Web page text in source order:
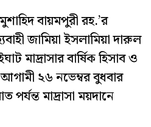
বায়মপুরী রহ.’র
জামিয়া ইসলামিয়া দারুল
মাদ্রাসার বার্ষিক হিসাব ও
২৬ নভেম্বর বুধবার
মাদ্রাসা ময়দানে